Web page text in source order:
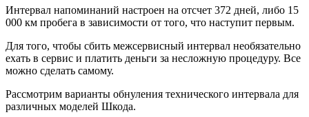
Интервал напоминаний настроен на отсчет 372 дней, либо 15
000 км пробега в зависимости от того, что наступит первым.
Для того, чтобы сбить межсервисный интервал необязательно
ехать в сервис и платить деньги за несложную процедуру. Все
можно сделать самому.
Рассмотрим варианты обнуления технического интервала для
различных моделей Шкода.